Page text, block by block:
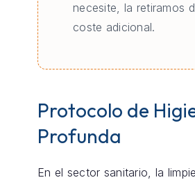
necesite, la retiramos
coste adicional.
Protocolo de
Profunda
En el sector sanitario, la